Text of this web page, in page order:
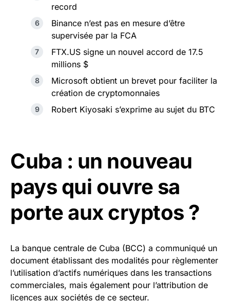
record
Binance n’est pas en mesure d’être
supervisée par la FCA
FTX.US signe un nouvel accord de 17.5
millions $
Microsoft obtient un brevet pour faciliter la
création de cryptomonnaies
Robert Kiyosaki s’exprime au sujet du BTC
Cuba : un nouveau
pays qui ouvre sa
porte aux cryptos ?
La banque centrale de Cuba (BCC) a communiqué un
document établissant des modalités pour règlementer
l’utilisation d’actifs numériques dans les transactions
commerciales, mais également pour l’attribution de
licences aux sociétés de ce secteur.